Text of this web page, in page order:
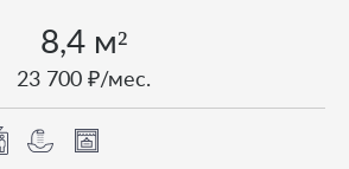
8,4 м²
23 700 ₽/мес.